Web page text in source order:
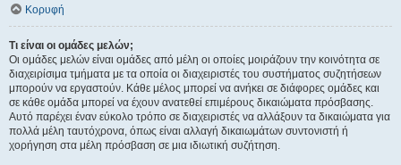
Κορυφή
Τι είναι οι ομάδες μελών;
Οι ομάδες μελών είναι ομάδες από μέλη οι οποίες μοιράζουν την κοινότητα σε
διαχειρίσιμα τμήματα με τα οποία οι διαχειριστές του συστήματος συζητήσεων
μπορούν να εργαστούν. Κάθε μέλος μπορεί να ανήκει σε διάφορες ομάδες και
σε κάθε ομάδα μπορεί να έχουν ανατεθεί επιμέρους δικαιώματα πρόσβασης.
Αυτό παρέχει έναν εύκολο τρόπο σε διαχειριστές να αλλάξουν τα δικαιώματα για
πολλά μέλη ταυτόχρονα, όπως είναι αλλαγή δικαιωμάτων συντονιστή ή
χορήγηση στα μέλη πρόσβαση σε μια ιδιωτική συζήτηση.